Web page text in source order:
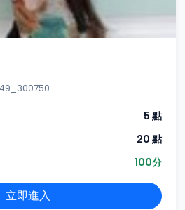
5 點
20 點
100分
立即進入